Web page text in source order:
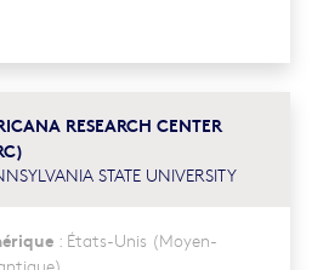
RESEARCH CENTER
STATE UNIVERSITY
: États-Unis (Moyen-